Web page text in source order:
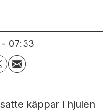
- 07:33
käppar i hjulen